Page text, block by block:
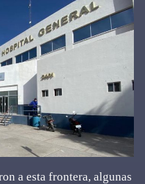
a esta frontera, algunas